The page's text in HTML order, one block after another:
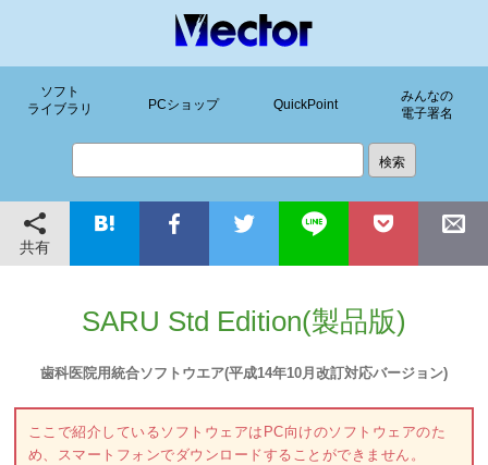
ソフト
ライブラリ
PCショップ QuickPoint
みんなの
電子署名
共有
SARU Std Edition(製品版)
歯科医院用統合ソフトウエア(平成14年10月改訂対応バージョン)
ここで紹介しているソフトウェアはPC向けのソフトウェアのた
め、スマートフォンでダウンロードすることができません。